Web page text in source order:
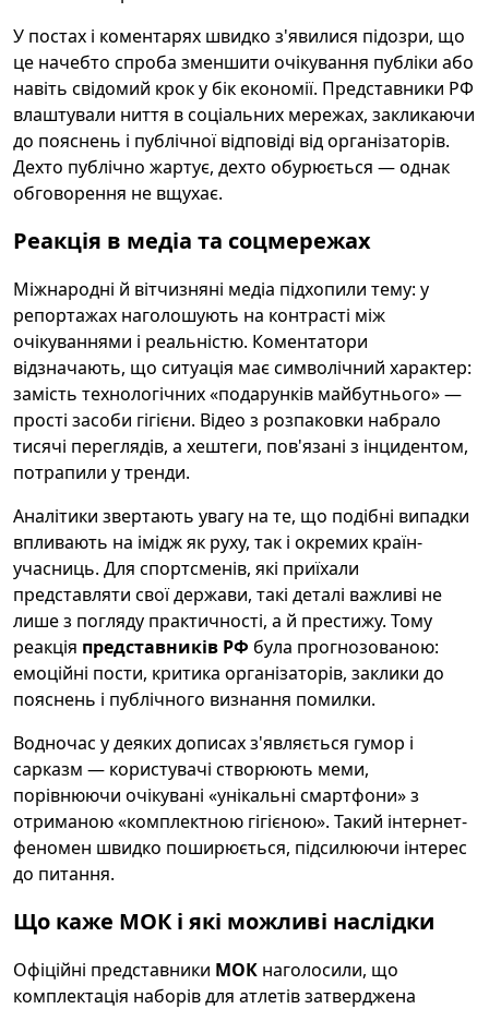
У постах і коментарях швидко з'явилися підозри, що
це начебто спроба зменшити очікування публіки або
навіть свідомий крок у бік економії. Представники РФ
влаштували ниття в соціальних мережах, закликаючи
до пояснень і публічної відповіді від організаторів.
Дехто публічно жартує, дехто обурюється — однак
обговорення не вщухає.
Реакція в медіа та соцмережах
Міжнародні й вітчизняні медіа підхопили тему: у
репортажах наголошують на контрасті між
очікуваннями і реальністю. Коментатори
відзначають, що ситуація має символічний характер:
замість технологічних «подарунків майбутнього» —
прості засоби гігієни. Відео з розпаковки набрало
тисячі переглядів, а хештеги, пов'язані з інцидентом,
потрапили у тренди.
Аналітики звертають увагу на те, що подібні випадки
впливають на імідж як руху, так і окремих країн-
учасниць. Для спортсменів, які приїхали
представляти свої держави, такі деталі важливі не
лише з погляду практичності, а й престижу. Тому
реакція представників РФ була прогнозованою:
емоційні пости, критика організаторів, заклики до
пояснень і публічного визнання помилки.
Водночас у деяких дописах з'являється гумор і
сарказм — користувачі створюють меми,
порівнюючи очікувані «унікальні смартфони» з
отриманою «комплектною гігієною». Такий інтернет-
феномен швидко поширюється, підсилюючи інтерес
до питання.
Що каже МОК і які можливі наслідки
Офіційні представники МОК наголосили, що
комплектація наборів для атлетів затверджена